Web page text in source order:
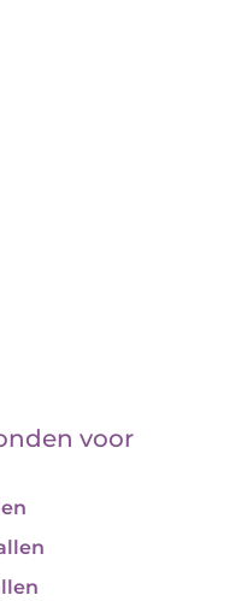
voor